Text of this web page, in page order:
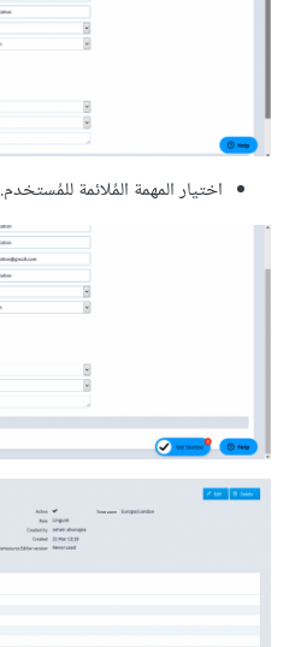
اختيار المهمة المُلائمة للمُستخدم.